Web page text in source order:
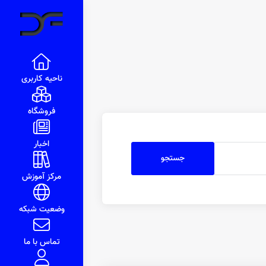
ناحیه کاربری
فروشگاه
اخبار
مرکز آموزش
وضعیت شبکه
تماس با ما